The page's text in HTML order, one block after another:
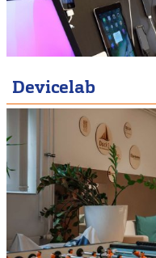
Devicelab